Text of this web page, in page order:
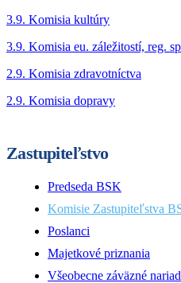
3.9. Komisia kultúry
3.9. Komisia eu. záležitostí, reg.
2.9. Komisia zdravotníctva
2.9. Komisia dopravy
Zastupiteľstvo
Predseda BSK
Komisie Zastupiteľstva
Poslanci
Majetkové priznania
Všeobecne záväzné